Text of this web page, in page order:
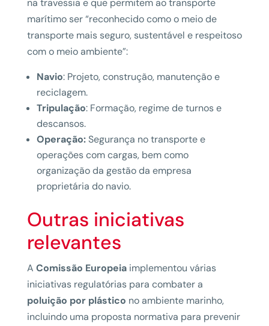
na travessia e que permitem ao transporte
marítimo ser “reconhecido como o meio de
transporte mais seguro, sustentável e respeitoso
com o meio ambiente”:
Navio: Projeto, construção, manutenção e
reciclagem.
Tripulação: Formação, regime de turnos e
descansos.
Operação:Segurança no transporte e
operações com cargas, bem como
organização da gestão da empresa
proprietária do navio.
Outras iniciativas
relevantes
A Comissão Europeiaimplementou várias
iniciativas regulatórias para combater a
poluição por plástico no ambiente marinho,
incluindo uma proposta normativa para prevenir